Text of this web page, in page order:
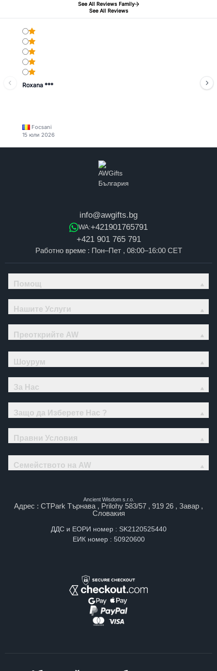
See All Reviews Family
See All Reviews
Roxana ***
Focsani
15 юли 2026
info@awgifts.bg
WA:+421901765791
+421 901 765 791
Работно време : Пон–Пет , 08:00–16:00 CET
Помощ
Нашите Услуги
Преоткрийте AW
Шоурум
За Нас
Защо да Изберете Нас ?
Правни Условия
Семейството на AW
Ancient Wisdom s.r.o.
Адрес : CTPark Търнава , Prilohy 583/57 , 919 26 , Завар ,
Словакия
ДДС и ЕОРИ номер : SK2120525440
ЕИК номер : 50920600